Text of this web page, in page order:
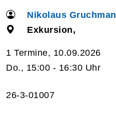
Nikolaus
Exkursion,
1 Termine, 10.09.2026
Do., 15:00 - 16:30 Uhr
26-3-01007